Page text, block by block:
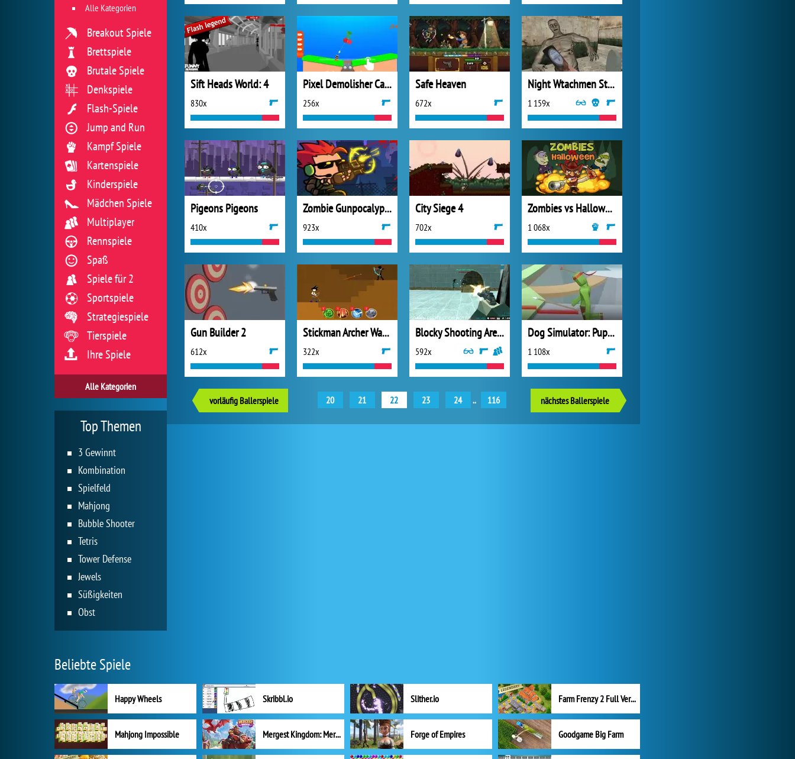
Sift Heads World: 4
830x
Pixel Demolisher Cannon
256x
Safe Heaven
672x
Night Wtachmen Stories Zombies Hospital
1 159x
Pigeons Pigeons
410x
Zombie Gunpocalypse
923x
City Siege 4
702x
Zombies vs Halloween
1 068x
Gun Builder 2
612x
Stickman Archer Warrior
322x
Blocky Shooting Arena 3D Pixel Combat
592x
Dog Simulator: Puppy Craft
1 108x
vorläufig Ballerspiele 20 21 22 23 24 .. 116 nächstes Ballerspiele
Alle Kategorien
Breakout Spiele
Brettspiele
Brutale Spiele
Denkspiele
Flash-Spiele
Jump and Run
Kampf Spiele
Kartenspiele
Kinderspiele
Mädchen Spiele
Multiplayer
Rennspiele
Spaß
Spiele für 2
Sportspiele
Strategiespiele
Tierspiele
Ihre Spiele
Alle Kategorien
Top Themen
3 Gewinnt
Kombination
Spielfeld
Mahjong
Bubble Shooter
Tetris
Tower Defense
Jewels
Süßigkeiten
Obst
Beliebte Spiele
Happy Wheels Skribbl.io Slither.io Farm Frenzy 2 Full Version
Mahjong Impossible Mergest Kingdom: Merge Puzzle Forge of Empires Goodgame Big Farm